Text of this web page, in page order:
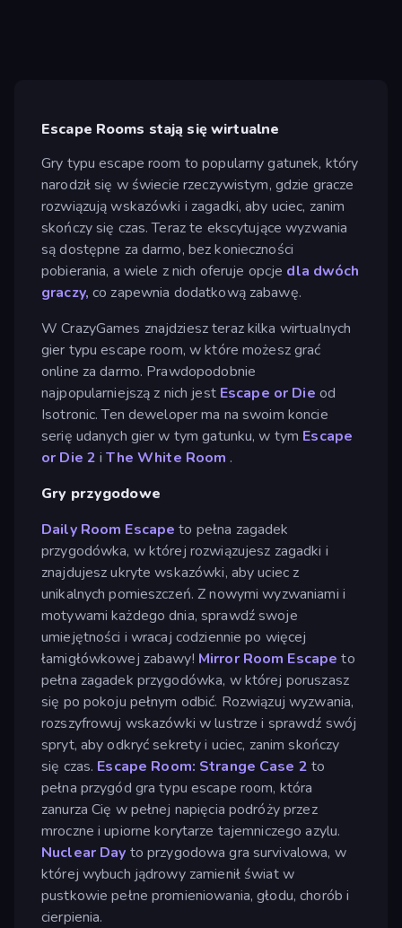
Escape Rooms stają się wirtualne
Gry typu escape room to popularny gatunek, który
narodził się w świecie rzeczywistym, gdzie gracze
rozwiązują wskazówki i zagadki, aby uciec, zanim
skończy się czas. Teraz te ekscytujące wyzwania
są dostępne za darmo, bez konieczności
pobierania, a wiele z nich oferuje opcje dla dwóch
graczy, co zapewnia dodatkową zabawę.
W CrazyGames znajdziesz teraz kilka wirtualnych
gier typu escape room, w które możesz grać
online za darmo. Prawdopodobnie
najpopularniejszą z nich jest Escape or Die od
Isotronic. Ten deweloper ma na swoim koncie
serię udanych gier w tym gatunku, w tym Escape
or Die 2 iThe White Room .
Gry przygodowe
Daily Room Escape to pełna zagadek
przygodówka, w której rozwiązujesz zagadki i
znajdujesz ukryte wskazówki, aby uciec z
unikalnych pomieszczeń. Z nowymi wyzwaniami i
motywami każdego dnia, sprawdź swoje
umiejętności i wracaj codziennie po więcej
łamigłówkowej zabawy! Mirror Room Escape to
pełna zagadek przygodówka, w której poruszasz
się po pokoju pełnym odbić. Rozwiązuj wyzwania,
rozszyfrowuj wskazówki w lustrze i sprawdź swój
spryt, aby odkryć sekrety i uciec, zanim skończy
się czas. Escape Room: Strange Case 2 to
pełna przygód gra typu escape room, która
zanurza Cię w pełnej napięcia podróży przez
mroczne i upiorne korytarze tajemniczego azylu.
Nuclear Day to przygodowa gra survivalowa, w
której wybuch jądrowy zamienił świat w
pustkowie pełne promieniowania, głodu, chorób i
cierpienia.